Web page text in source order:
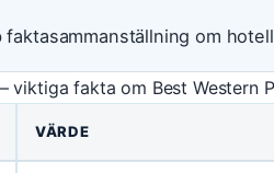
om
viktiga fakta om Best Western
VÄRDE